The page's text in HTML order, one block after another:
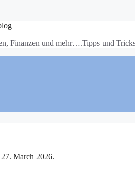
Finanzen und mehr….Tipps und
27. March 2026.